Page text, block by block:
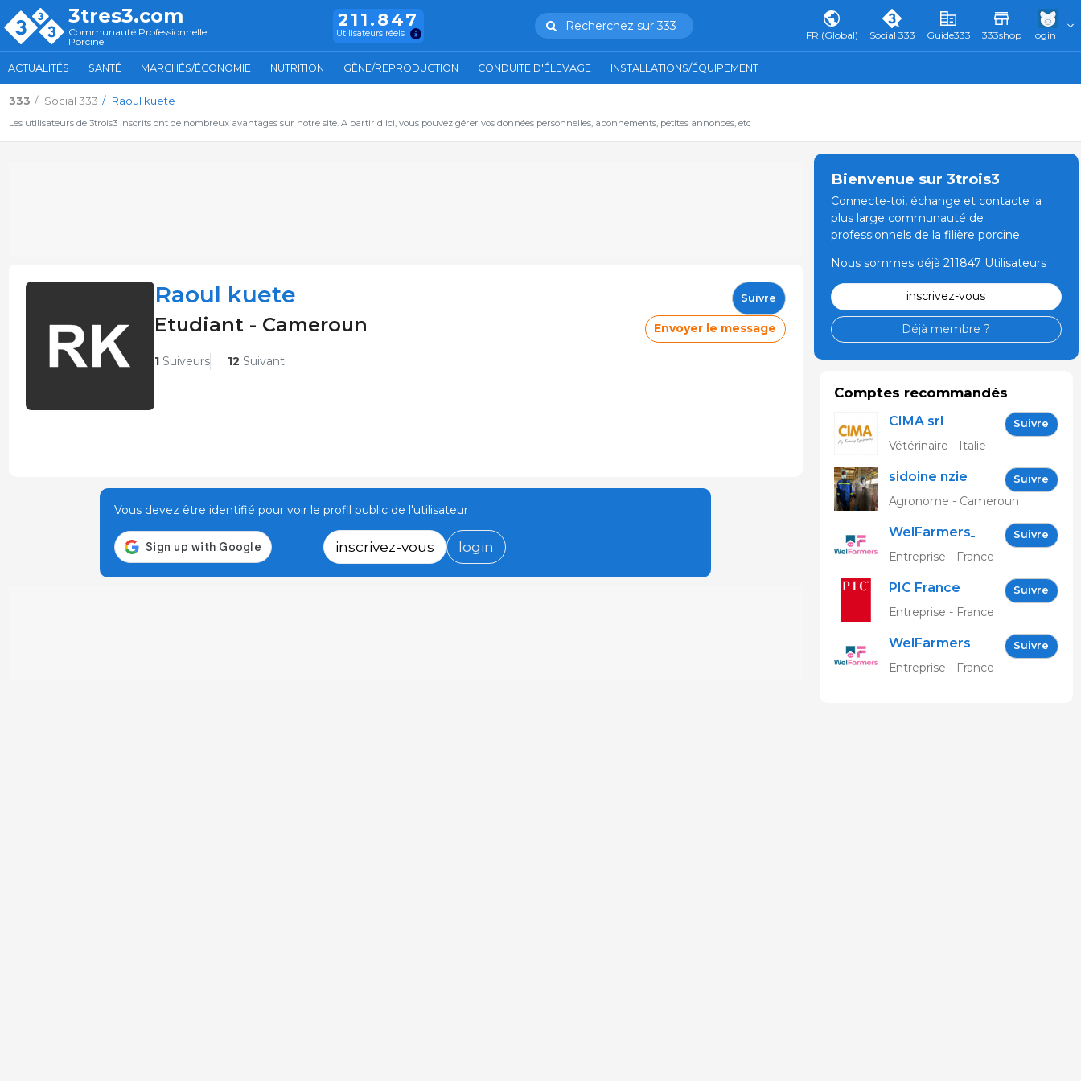
3tres3.com
Communauté Professionnelle
Porcine
211.847
Utilisateurs réels
Recherchez sur 333
FR (Global) Social 333 Guide333 333shop login
ACTUALITÉS SANTÉ MARCHÉS/ÉCONOMIE NUTRITION GÈNE/REPRODUCTION CONDUITE D'ÉLEVAGE INSTALLATIONS/ÉQUIPEMENT
333 Social 333 Raoul kuete
Les utilisateurs de 3trois3 inscrits ont de nombreux avantages sur notre site. A partir d'ici, vous pouvez gérer vos données personnelles, abonnements, petites annonces, etc
Raoul kuete
Etudiant - Cameroun
1Suiveurs 12 Suivant
Suivre
Envoyer le message
Vous devez être identifié pour voir le profil public de l'utilisateur
inscrivez-vous login
Bienvenue sur 3trois3
Connecte-toi, échange et contacte la
plus large communauté de
professionnels de la filière porcine.
Nous sommes déjà 211847 Utilisateurs
inscrivez-vous
Déjà membre ?
Comptes recommandés
CIMA srl Suivre
Vétérinaire - Italie
sidoine nzie Suivre
Agronome - Cameroun
WelFarmers_FR Suivre
Entreprise - France
PIC France Suivre
Entreprise - France
WelFarmers Suivre
Entreprise - France